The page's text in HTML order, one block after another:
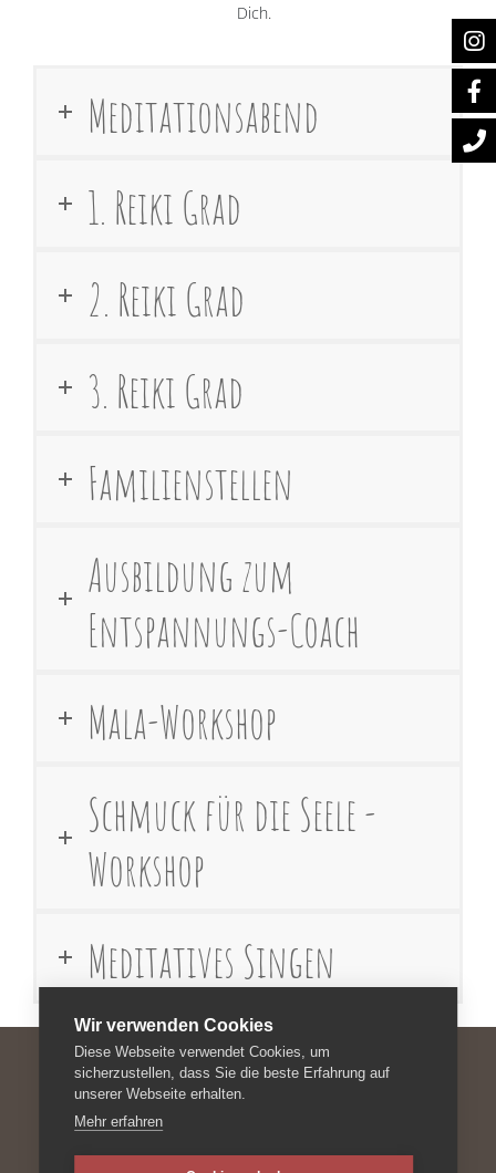
Dich.
Meditationsabend
1. Reiki Grad
2. Reiki Grad
3. Reiki Grad
Familienstellen
Ausbildung zum
Entspannungs-Coach
Mala-Workshop
Schmuck für die Seele -
Workshop
Meditatives Singen
Impressum
Wir verwenden Cookies
Diese Webseite verwendet Cookies, um
sicherzustellen, dass Sie die beste Erfahrung auf
unserer Webseite erhalten.
Mehr erfahren